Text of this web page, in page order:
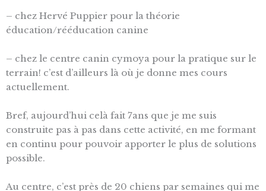
– chez Hervé Puppier pour la théorie
éducation/rééducation canine
– chez le centre canin cymoya pour la pratique sur le
terrain! c’est d’ailleurs là où je donne mes cours
actuellement.
Bref, aujourd’hui celà fait 7ans que je me suis
construite pas à pas dans cette activité, en me formant
en continu pour pouvoir apporter le plus de solutions
possible.
Au centre, c’est près de 20 chiens par semaines qui me